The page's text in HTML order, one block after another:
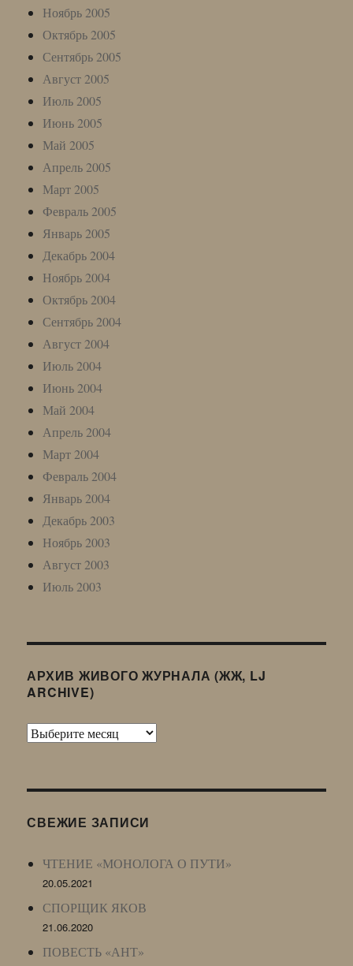
Ноябрь 2005
Октябрь 2005
Сентябрь 2005
Август 2005
Июль 2005
Июнь 2005
Май 2005
Апрель 2005
Март 2005
Февраль 2005
Январь 2005
Декабрь 2004
Ноябрь 2004
Октябрь 2004
Сентябрь 2004
Август 2004
Июль 2004
Июнь 2004
Май 2004
Апрель 2004
Март 2004
Февраль 2004
Январь 2004
Декабрь 2003
Ноябрь 2003
Август 2003
Июль 2003
АРХИВ ЖИВОГО ЖУРНАЛА (ЖЖ, LJ
ARCHIVE)
Архив
LJ
СВЕЖИЕ ЗАПИСИ
ЧТЕНИЕ «МОНОЛОГА О ПУТИ»
20.05.2021
СПОРЩИК ЯКОВ
21.06.2020
ПОВЕСТЬ «АНТ»